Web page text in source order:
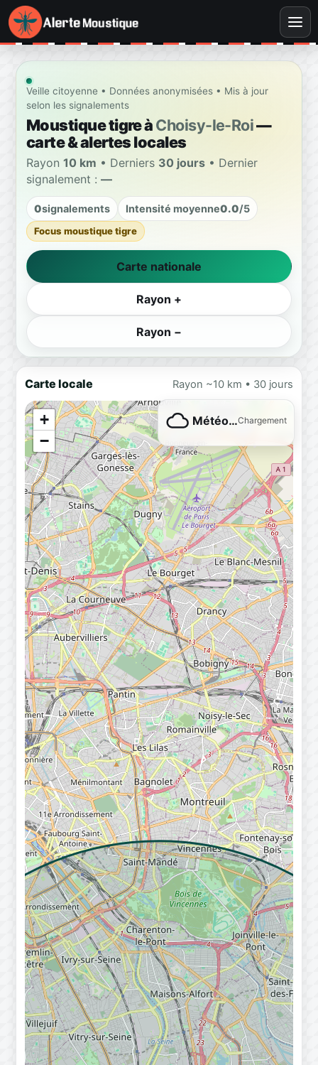
Veille citoyenne • Données anonymisées • Mis à jour
selon les signalements
Moustique tigre àChoisy-le-Roi—
carte & alertes locales
Rayon 10 km • Derniers 30 jours • Dernier
signalement : —
0signalements Intensité moyenne0.0/5
Focus moustique tigre
Carte nationale
Rayon +
Rayon −
Carte locale Rayon ~10 km • 30 jours
+
−
Météo…Chargement